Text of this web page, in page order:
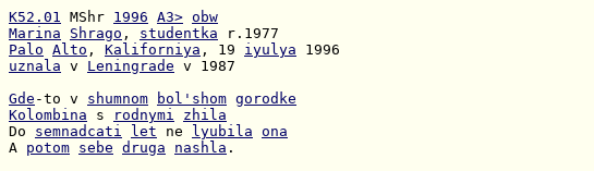
K52.01 MShr 1996 A3> obw
Marina
Shrago , studentka
Palo Alto , Kaliforniya , 19 iyulya
uznala v Leningrade v 1987
Gde -to v shumnom bol'shom gorodke
Kolombina s rodnymi
zhila
Do semnadcati let ne lyubila ona
A potom sebe druga nashla .